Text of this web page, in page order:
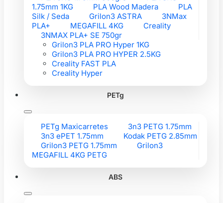
1.75mm 1KG
PLA Wood Madera
PLA
Silk / Seda
Grilon3 ASTRA
3NMax
PLA+
MEGAFILL 4KG
Creality
3NMAX PLA+ SE 750gr
Grilon3 PLA PRO Hyper 1KG
Grilon3 PLA PRO HYPER 2.5KG
Creality FAST PLA
Creality Hyper
PETg
PETg Maxicarretes
3n3 PETG 1.75mm
3n3 ePET 1.75mm
Kodak PETG 2.85mm
Grilon3 PETG 1.75mm
Grilon3
MEGAFILL 4KG PETG
ABS